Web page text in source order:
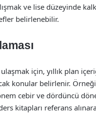
ve lise düzeyinde
belirlenebilir.
için, yıllık plan
konular belirlenir.
cebir ve dördüncü
kitapları referans